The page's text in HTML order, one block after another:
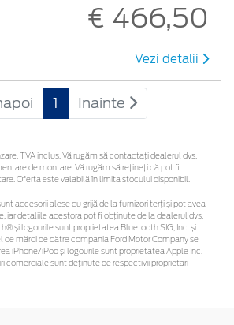
€ 466,50
Vezi detalii
1 Inainte
TVA inclus. Vă rugăm să contactaţi dealerul dvs.
de montare. Vă rugăm să rețineți că pot fi
Oferta este valabilă în limita stocului disponibil.
accesorii alese cu grijă de la furnizori terți și pot avea
iar detaliile acestora pot fi obținute de la dealerul dvs.
și logourile sunt proprietatea Bluetooth SIG, Inc. și
de mărci de către compania Ford Motor Company se
iPhone/iPod și logourile sunt proprietatea Apple Inc.
comerciale sunt deținute de respectivii proprietari